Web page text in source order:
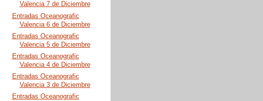
Valencia 7 de Diciembre
Entradas Oceanografic
Valencia 6 de Diciembre
Entradas Oceanografic
Valencia 5 de Diciembre
Entradas Oceanografic
Valencia 4 de Diciembre
Entradas Oceanografic
Valencia 3 de Diciembre
Entradas Oceanografic